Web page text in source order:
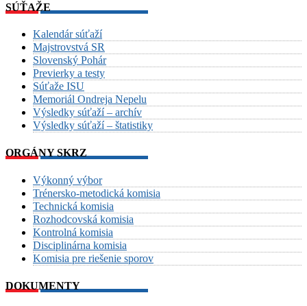
SÚŤAŽE
Kalendár súťaží
Majstrovstvá SR
Slovenský Pohár
Previerky a testy
Súťaže ISU
Memoriál Ondreja Nepelu
Výsledky súťaží – archív
Výsledky súťaží – štatistiky
ORGÁNY SKRZ
Výkonný výbor
Trénersko-metodická komisia
Technická komisia
Rozhodcovská komisia
Kontrolná komisia
Disciplinárna komisia
Komisia pre riešenie sporov
DOKUMENTY